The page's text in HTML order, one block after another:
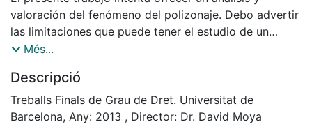
valoración del fenómeno del polizonaje. Debo advertir
las limitaciones que puede tener el estudio de un
fenómeno, por definición invisible, caracterizado sobre
garantías, suplido a través de recomendaciones,
circulares o informes de diferentes organismos, tanto
internacionales como nacionales. No obstante, creo
Més...
Descripció
Treballs Finals de Grau de Dret. Universitat de
Barcelona, Any: 2013 , Director: Dr. David Moya